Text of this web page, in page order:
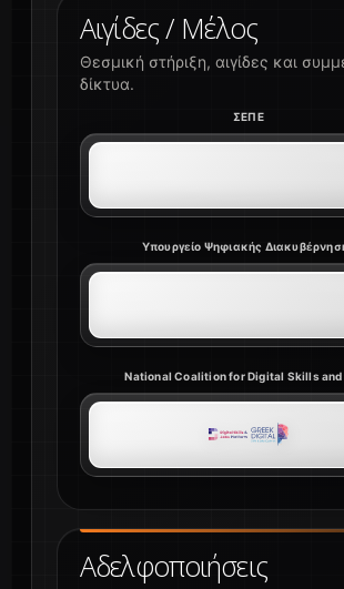
Αδελφοποιήσεις
Αιγίδες / Μέλος
Θεσμική στήριξη, αιγίδες και
δίκτυα.
ΣΕΠΕ
Υπουργείο Ψηφιακής
National Coalition for Digital Skills and